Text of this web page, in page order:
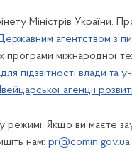
Міністрів України.
агентством з
програми міжнародної
підзвітності влади та
агенції
режимі. Якщо ви маєте
нам: pr@comin.gov.ua